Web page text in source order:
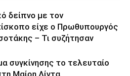
δείπνο με τον
είχε ο Πρωθυπουργός
– Τι συζήτησαν
συγκίνησης το τελευταίο
Μαίρη Λίντα